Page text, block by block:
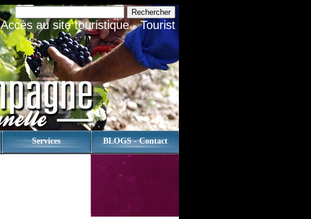
Accès au site touristique - Tourist
Services BLOGS - Contact